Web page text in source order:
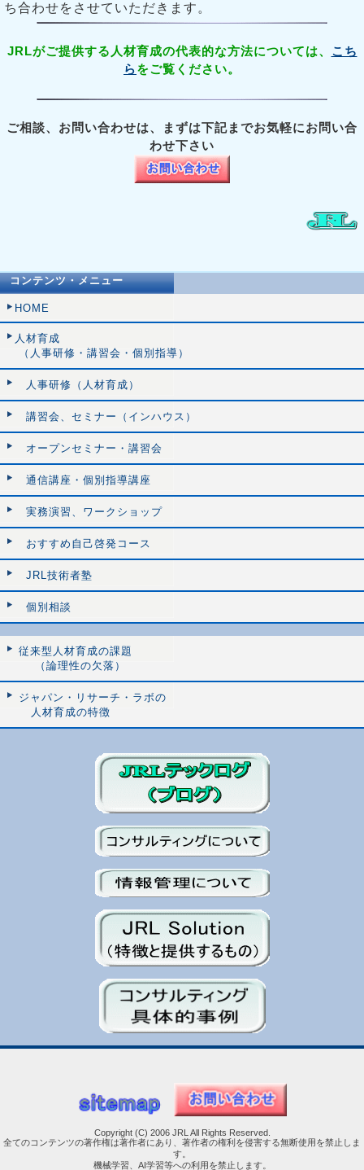
ち合わせをさせていただきます。
JRLがご提供する人材育成の代表的な方法については、 こち
らをご覧ください。
ご相談、お問い合わせは、まずは下記までお気軽にお問い合
わせ下さい
コンテンツ・メニュー
HOME
人材育成
（人事研修・講習会・個別指導）
人事研修（人材育成）
講習会、セミナー（インハウス）
オープンセミナー・講習会
通信講座・個別指導講座
実務演習、ワークショップ
おすすめ自己啓発コース
JRL技術者塾
個別相談
従来型人材育成の課題
（論理性の欠落）
ジャパン・リサーチ・ラボの
人材育成の特徴
Copyright (C) 2006 JRL All Rights Reserved.
全てのコンテンツの著作権は著作者にあり、著作者の権利を侵害する無断使用を禁止しま
す。
機械学習、AI学習等への利用を禁止します。